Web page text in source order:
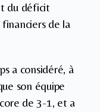
du déficit
de la
a considéré, à
son équipe
de 3-1, et a